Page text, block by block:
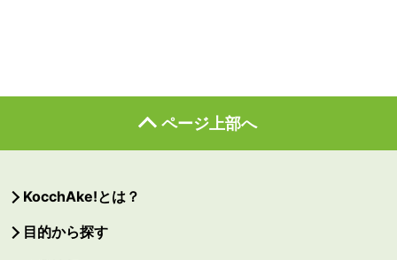
ページ上部へ
KocchAke!とは？
目的から探す